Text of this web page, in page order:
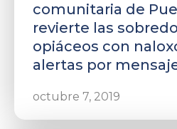
comunitaria de
revierte las
opiáceos con
alertas por
octubre 7, 2019